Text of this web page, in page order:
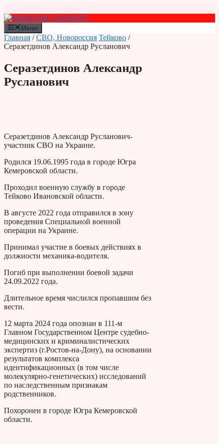
к
содержимому
Меню
Главная /СВО, Новороссия Тейково /
Серазетдинов Александр Русланович
Серазетдинов Александр
Русланович
Серазетдинов Александр Русланович-
участник СВО на Украине.
Родился 19.06.1995 года в городе Югра
Кемеровской области.
Проходил военную службу в городе
Тейково Ивановской области.
В августе 2022 года отправился в зону
проведения Специальной военной
операции на Украине.
Принимал участие в боевых действиях в
должности механика-водителя.
Погиб при выполнении боевой задачи
24.09.2022 года.
Длительное время числился пропавшим без
вести.
12 марта 2024 года опознан в 111-м
Главном Государственном Центре судебно-
медицинских и криминалистических
экспертиз (г.Ростов-на-Дону), на основании
результатов комплекса
идентификационных (в том числе
молекулярно-генетических) исследований
по наследственным признакам
родственников.
Похоронен в городе Югра Кемеровской
области.